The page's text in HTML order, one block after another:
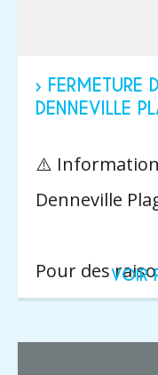
› FERMETURE
DENNEVILLE
⚠️ Information
Denneville
Pour des
cadre d’un
l’aire de jeux
VOIR